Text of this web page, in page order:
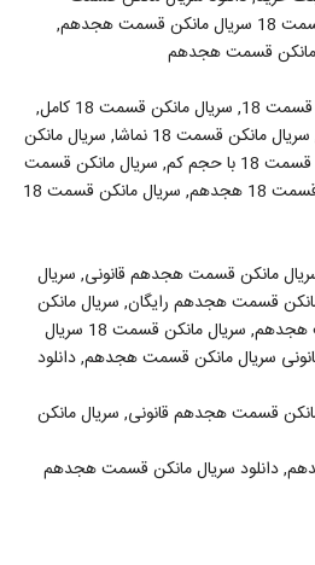
هجدهم قانونی, سریال مانکن قسمت 18 سریال مانکن قسمت هجدهم,
مانکن قسمت 18, سریال مانکن قسمت 18, سریال مانکن قسمت 18 کامل,
سریال مانکن قسمت 18 رایگان, سریال مانکن قسمت 18 نماشا, سریال مانکن
قسمت 18 اپارات, سریال مانکن قسمت 18 با حجم کم, سریال مانکن قسمت
18 قانونی, دانلود سریال مانکن قسمت 18 هجدهم, سریال مانکن قسمت 18
مانکن قسمت هجدهم قانونی, سریال
قسمت هجدهم رایگان, سریال مانکن
قسمت 18 سریال مانکن قسمت هجدهم, سریال مانکن قسمت 18 سریال
سریال مانکن قسمت هجدهم, دانلود
قسمت هجدهم قانونی, سریال مانکن
دانلود سریال مانکن قسمت هجدهم